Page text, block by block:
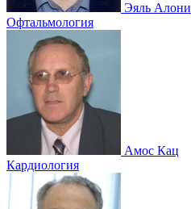
Эяль Алони
Офтальмология
Амос Кац
Кардиология